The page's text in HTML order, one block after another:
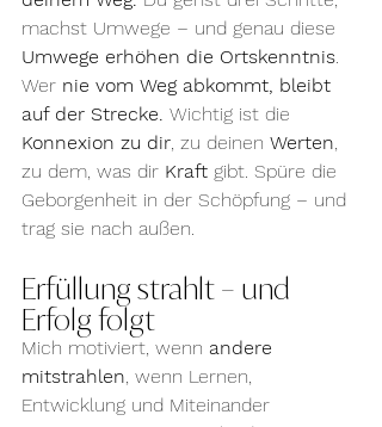
machst Umwege – und genau diese
Umwege erhöhen die Ortskenntnis.
Wer nie vom Weg abkommt, bleibt
auf der Strecke. Wichtig ist die
Konnexion zu dir, zu deinen Werten,
zu dem, was dir Kraft gibt. Spüre die
Geborgenheit in der Schöpfung – und
trag sie nach außen.
Erfüllung strahlt – und
Erfolg folgt
Mich motiviert, wenn andere
mitstrahlen, wenn Lernen,
Entwicklung und Miteinander